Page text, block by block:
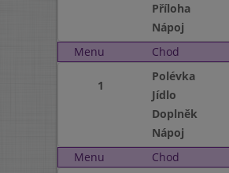
Příloha
Nápoj
Menu
Chod
1
Polévka
Jídlo
Doplněk
Nápoj
Menu
Chod